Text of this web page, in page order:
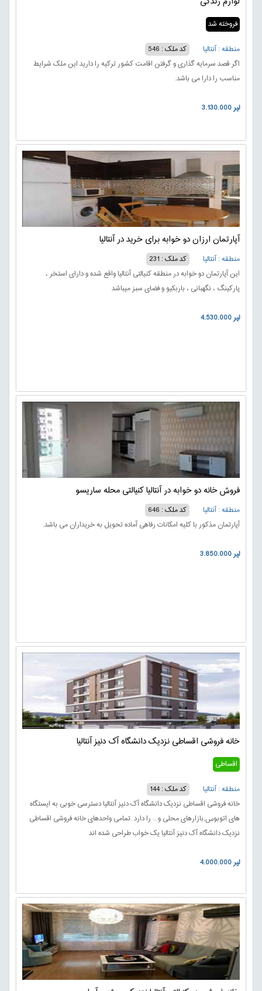
فروخته شد
منطقه : آنتالیا
کد ملک : 546
اگر قصد سرمایه گذاری و گرفتن اقامت کشور ترکیه را دارید این ملک شرایط
مناسب را دارا می باشد.
3.130.000 لیر
آپارتمان ارزان دو خوابه برای خرید در آنتالیا
منطقه : آنتالیا
کد ملک : 231
این آپارتمان دو خوابه در منطقه کنیالتی آنتالیا واقع شده و دارای استخر ،
پارکینگ ، نگهبانی ، باربکیو و فضای سبز میباشد
4.530.000 لیر
فروش خانه دو خوابه در آنتالیا کنیالتی محله ساریسو
منطقه : آنتالیا
کد ملک : 646
آپارتمان مذکور با کلیه امکانات رفاهی آماده تحویل به خریداران می باشد.
3.850.000 لیر
خانه فروشی اقساطی نزدیک دانشگاه آک دنیز آنتالیا
اقساطی
منطقه : آنتالیا
کد ملک : 144
خانه فروشی اقساطی نزدیک دانشگاه آک دنیز آنتالیا دسترسی خوبی به ایستگاه
های اتوبوس,بازارهای محلی و... را دارد .تمامی واحدهای خانه فروشی اقساطی
نزدیک دانشگاه آک دنیز آنتالیا یک خواب طراحی شده اند
4.000.000 لیر